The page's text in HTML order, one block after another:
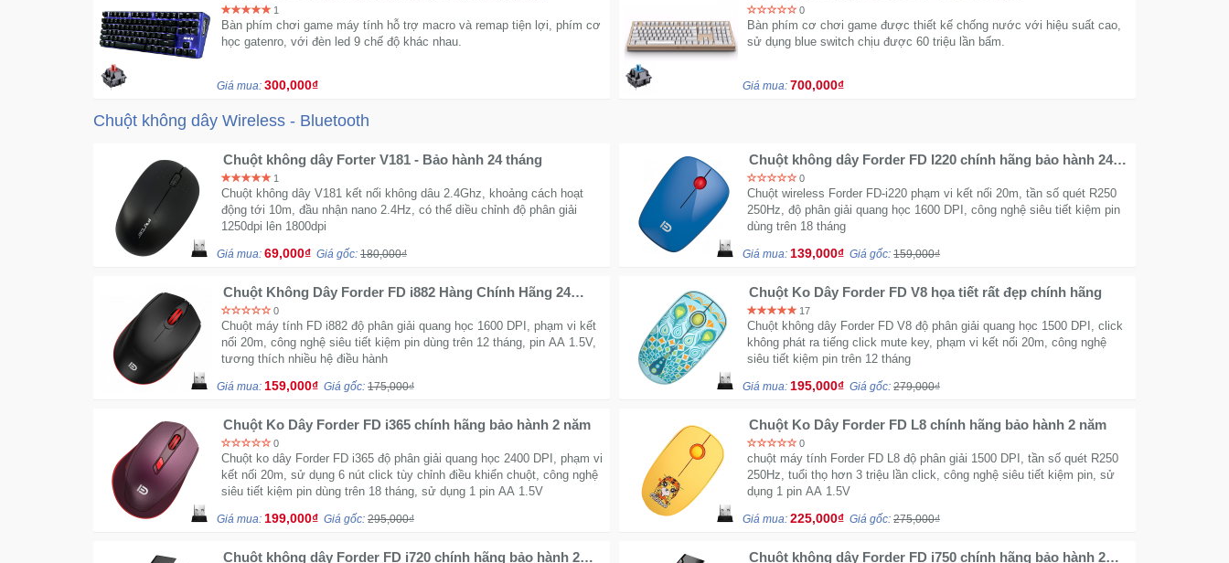
1
Bàn phím chơi game máy tính hỗ trợ macro và remap tiện lợi, phím cơ
học gatenro, với đèn led 9 chế độ khác nhau.
Giá mua: 300,000₫
0
Bàn phím cơ chơi game được thiết kế chống nước với hiệu suất cao,
sử dụng blue switch chịu được 60 triệu lần bấm.
Giá mua: 700,000₫
Chuột không dây Wireless - Bluetooth
Chuột không dây Forter V181 - Bảo hành 24 tháng
1
Chuột không dây V181 kết nối không dâu 2.4Ghz, khoảng cách hoạt
động tới 10m, đầu nhận nano 2.4Hz, có thể diều chỉnh độ phân giải
1250dpi lên 1800dpi
Giá mua: 69,000₫ Giá gốc: 180,000₫
Chuột không dây Forder FD I220 chính hãng bảo hành 24
tháng
0
Chuột wireless Forder FD-i220 phạm vi kết nối 20m, tần số quét R250
250Hz, độ phân giải quang học 1600 DPI, công nghệ siêu tiết kiệm pin
dùng trên 18 tháng
Giá mua: 139,000₫ Giá gốc: 159,000₫
Chuột Không Dây Forder FD i882 Hàng Chính Hãng 24
tháng bảo hành
0
Chuột máy tính FD i882 độ phân giải quang học 1600 DPI, phạm vi kết
nối 20m, công nghệ siêu tiết kiệm pin dùng trên 12 tháng, pin AA 1.5V,
tương thích nhiều hệ điều hành
Giá mua: 159,000₫ Giá gốc: 175,000₫
Chuột Ko Dây Forder FD V8 họa tiết rất đẹp chính hãng
17
Chuột không dây Forder FD V8 độ phân giải quang học 1500 DPI, click
không phát ra tiếng click mute key, phạm vi kết nối 20m, công nghệ
siêu tiết kiệm pin trên 12 tháng
Giá mua: 195,000₫ Giá gốc: 279,000₫
Chuột Ko Dây Forder FD i365 chính hãng bảo hành 2 năm
0
Chuột ko dây Forder FD i365 độ phân giải quang học 2400 DPI, phạm vi
kết nối 20m, sử dụng 6 nút click tùy chỉnh điều khiển chuột, công nghệ
siêu tiết kiệm pin dùng trên 18 tháng, sử dụng 1 pin AA 1.5V
Giá mua: 199,000₫ Giá gốc: 295,000₫
Chuột Ko Dây Forder FD L8 chính hãng bảo hành 2 năm
0
chuột máy tính Forder FD L8 độ phân giải 1500 DPI, tần số quét R250
250Hz, tuổi thọ hơn 3 triệu lần click, công nghệ siêu tiết kiệm pin, sử
dụng 1 pin AA 1.5V
Giá mua: 225,000₫ Giá gốc: 275,000₫
Chuột không dây Forder FD i720 chính hãng bảo hành 2
Chuột không dây Forder FD i750 chính hãng bảo hành 2